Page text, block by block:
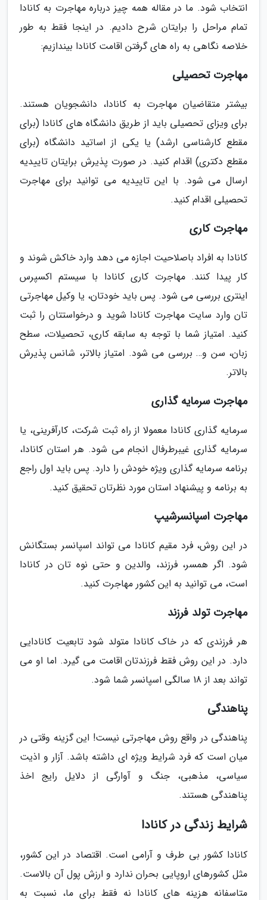
انتخاب شود. ما در مقاله همه چیز درباره مهاجرت به کانادا
تمام مراحل را برایتان شرح دادیم. در اینجا فقط به طور
خلاصه نگاهی به راه های گرفتن اقامت کانادا بیندازیم:
مهاجرت تحصیلی
بیشتر متقاضیان مهاجرت به کانادا، دانشجویان هستند.
برای ویزای تحصیلی باید از طریق دانشگاه های کانادا (برای
مقطع کارشناسی ارشد) یا یکی از اساتید دانشگاه (برای
مقطع دکتری) اقدام کنید. در صورت پذیرش برایتان تاییدیه
ارسال می شود. با این تاییدیه می توانید برای مهاجرت
تحصیلی اقدام کنید.
مهاجرت کاری
کانادا به افراد باصلاحیت اجازه می دهد وارد خاکش شوند و
کار پیدا کنند. مهاجرت کاری کانادا با سیستم اکسپرس
اینتری بررسی می شود. پس باید خودتان، یا وکیل مهاجرتی
تان وارد سایت مهاجرت کانادا شوید و درخواستتان را ثبت
کنید. امتیاز شما با توجه به سابقه کاری، تحصیلات، سطح
زبان، سن و… بررسی می شود. امتیاز بالاتر، شانس پذیرش
بالاتر.
مهاجرت سرمایه گذاری
سرمایه گذاری کانادا معمولا از راه ثبت شرکت، کارآفرینی، یا
سرمایه گذاری غیبرطرفال انجام می شود. هر استان کانادا،
برنامه سرمایه گذاری ویژه خودش را دارد. پس باید اول راجع
به برنامه و پیشنهاد استان مورد نظرتان تحقیق کنید.
مهاجرت اسپانسرشیپ
در این روش، فرد مقیم کانادا می تواند اسپانسر بستگانش
شود. اگر همسر، فرزند، والدین و حتی نوه تان در کانادا
است، می توانید به این کشور مهاجرت کنید.
مهاجرت تولد فرزند
هر فرزندی که در خاک کانادا متولد شود تابعیت کانادایی
دارد. در این روش فقط فرزندتان اقامت می گیرد. اما او می
تواند بعد از 18 سالگی اسپانسر شما شود.
پناهندگی
پناهندگی در واقع روش مهاجرتی نیست! این گزینه وقتی در
میان است که فرد شرایط ویژه ای داشته باشد. آزار و اذیت
سیاسی، مذهبی، جنگ و آوارگی از دلایل رایج اخذ
پناهندگی هستند.
شرایط زندگی در کانادا
کانادا کشور بی طرف و آرامی است. اقتصاد در این کشور،
مثل کشورهای اروپایی بحران ندارد و ارزش پول آن بالاست.
متاسفانه هزینه های کانادا نه فقط برای ما، نسبت به